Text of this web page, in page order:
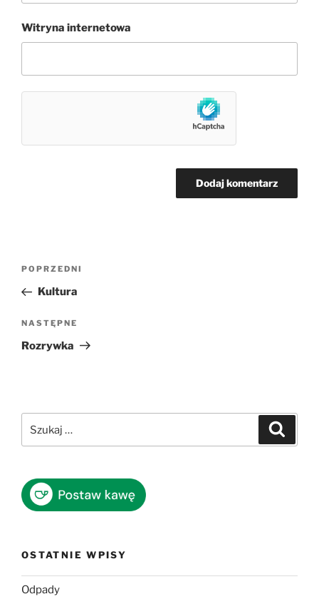
Witryna internetowa
Nawigacja
Poprzedni
wpis
POPRZEDNI
Kultura
Następny
wpis
NASTĘPNE
Rozrywka
OSTATNIE WPISY
Odpady